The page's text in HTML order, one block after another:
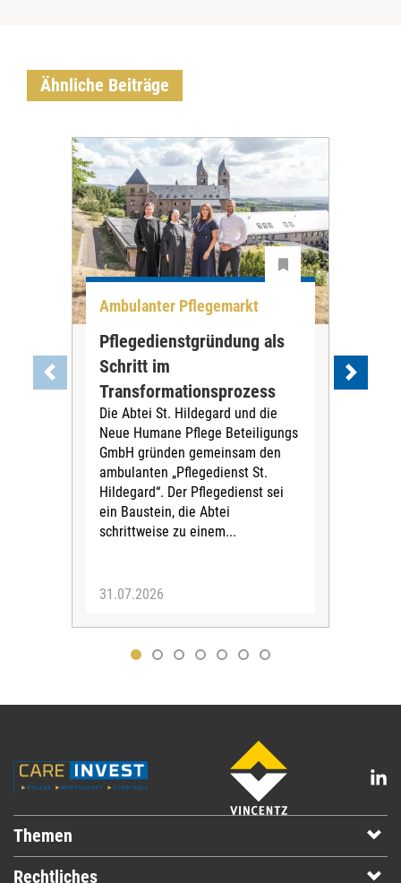
Ähnliche Beiträge
Ambulanter Pflegemarkt
Pflegedienstgründung als
Schritt im
Transformationsprozess
Die Abtei St. Hildegard und die
Neue Humane Pflege Beteiligungs
GmbH gründen gemeinsam den
ambulanten „Pflegedienst St.
Hildegard“. Der Pflegedienst sei
ein Baustein, die Abtei
schrittweise zu einem...
31.07.2026
Themen
Rechtliches